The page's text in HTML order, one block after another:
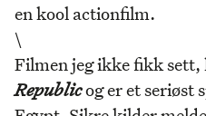
en kool actionfilm.
\
Filmen jeg ikke fikk
Republicog er et seriøst